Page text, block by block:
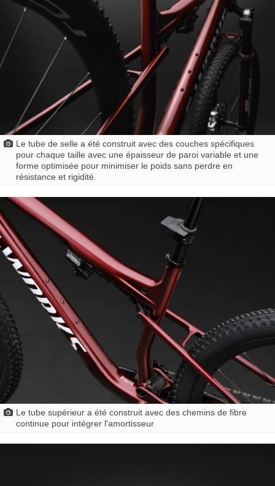
Le tube de selle a été construit avec des couches spécifiques
pour chaque taille avec une épaisseur de paroi variable et une
forme optimisée pour minimiser le poids sans perdre en
résistance et rigidité.
Le tube supérieur a été construit avec des chemins de fibre
continue pour intégrer l'amortisseur